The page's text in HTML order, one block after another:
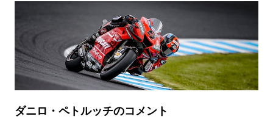
ダニロ・ペトルッチのコメント